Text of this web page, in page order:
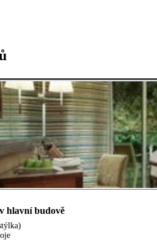
hlavní budově